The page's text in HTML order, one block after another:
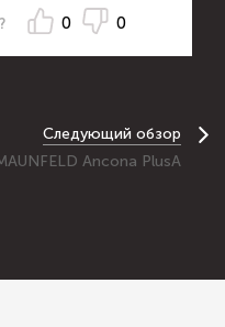
0 0
Следующий обзор
Ancona PlusA